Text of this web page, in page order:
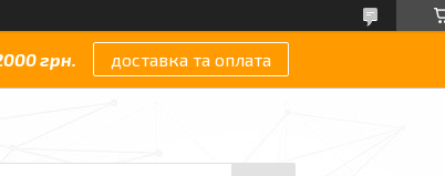
грн. доставка та оплата